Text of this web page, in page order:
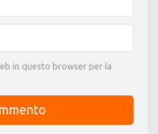
in questo browser per la